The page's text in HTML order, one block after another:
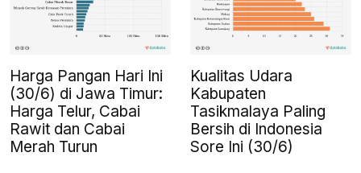
Harga Pangan Hari Ini
(30/6) di Jawa Timur:
Harga Telur, Cabai
Rawit dan Cabai
Merah Turun
Kualitas Udara
Kabupaten
Tasikmalaya Paling
Bersih di Indonesia
Sore Ini (30/6)